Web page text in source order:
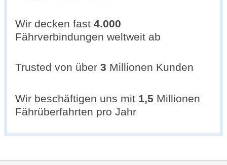
Wir decken fast 4.000
Fährverbindungen weltweit ab
Trusted von über 3 Millionen Kunden
Wir beschäftigen uns mit 1,5 Millionen
Fährüberfahrten pro Jahr